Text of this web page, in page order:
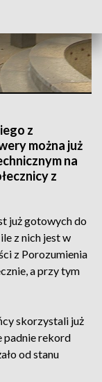
z
można już
na
z
już gotowych do
z nich jest w
z Porozumienia
a przy tym
skorzystali już
padnie rekord
od stanu